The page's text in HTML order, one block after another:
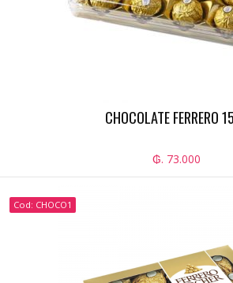
CHOCOLATE FERRERO
₲. 73.000
Cod: CHOCO1